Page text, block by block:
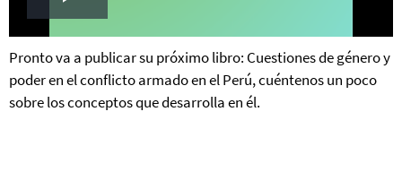
Play
Video
Pronto va a publicar su próximo libro: Cuestiones de género y
poder en el conflicto armado en el Perú, cuéntenos un poco
sobre los conceptos que desarrolla en él.